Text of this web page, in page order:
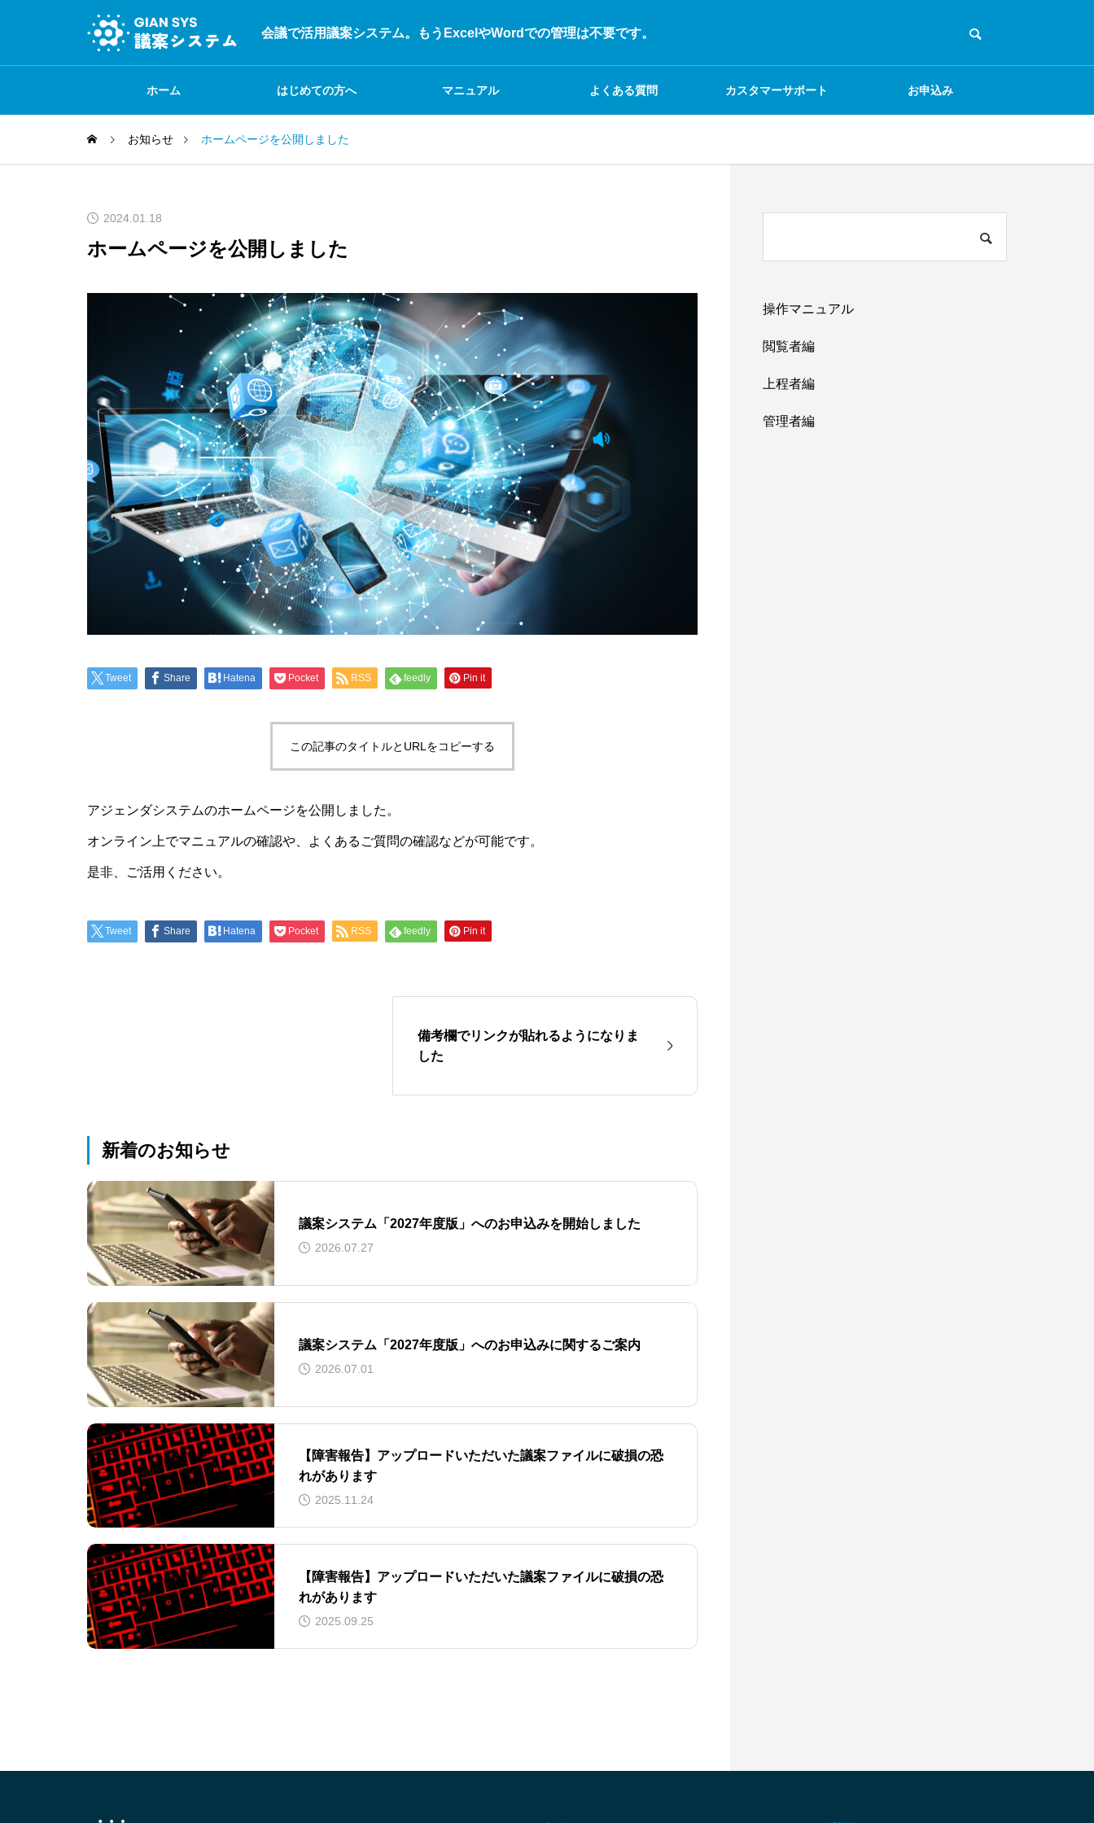
会議で活用議案システム。もうExcelやWordでの管理は不要です。
ホーム はじめての方へ マニュアル よくある質問 カスタマーサポート お申込み
お知らせ ホームページを公開しました
2024.01.18
ホームページを公開しました
Tweet Share Hatena Pocket RSS feedly Pin it
この記事のタイトルとURLをコピーする
アジェンダシステムのホームページを公開しました。
オンライン上でマニュアルの確認や、よくあるご質問の確認などが可能です。
是非、ご活用ください。
Tweet Share Hatena Pocket RSS feedly Pin it
備考欄でリンクが貼れるようになりま
した
新着のお知らせ
議案システム「2027年度版」へのお申込みを開始しました
2026.07.27
議案システム「2027年度版」へのお申込みに関するご案内
2026.07.01
【障害報告】アップロードいただいた議案ファイルに破損の恐
れがあります
2025.11.24
【障害報告】アップロードいただいた議案ファイルに破損の恐
れがあります
2025.09.25
操作マニュアル
閲覧者編
上程者編
管理者編